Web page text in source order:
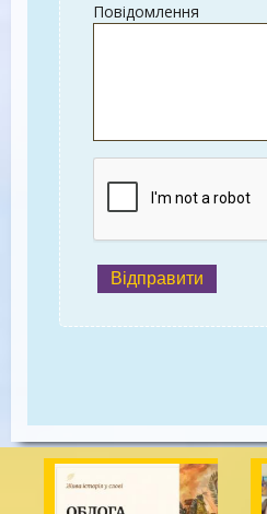
Повідомлення
Відправити